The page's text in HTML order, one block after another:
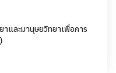
และมานุษยวิทยาเพื่อการ